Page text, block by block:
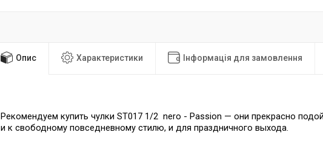
Опис Характеристики Інформація для замовлення
Рекомендуем купить чулки ST017 1/2 nero - Passion — они прекрасно
и к свободному повседневному стилю, и для праздничного выхода.